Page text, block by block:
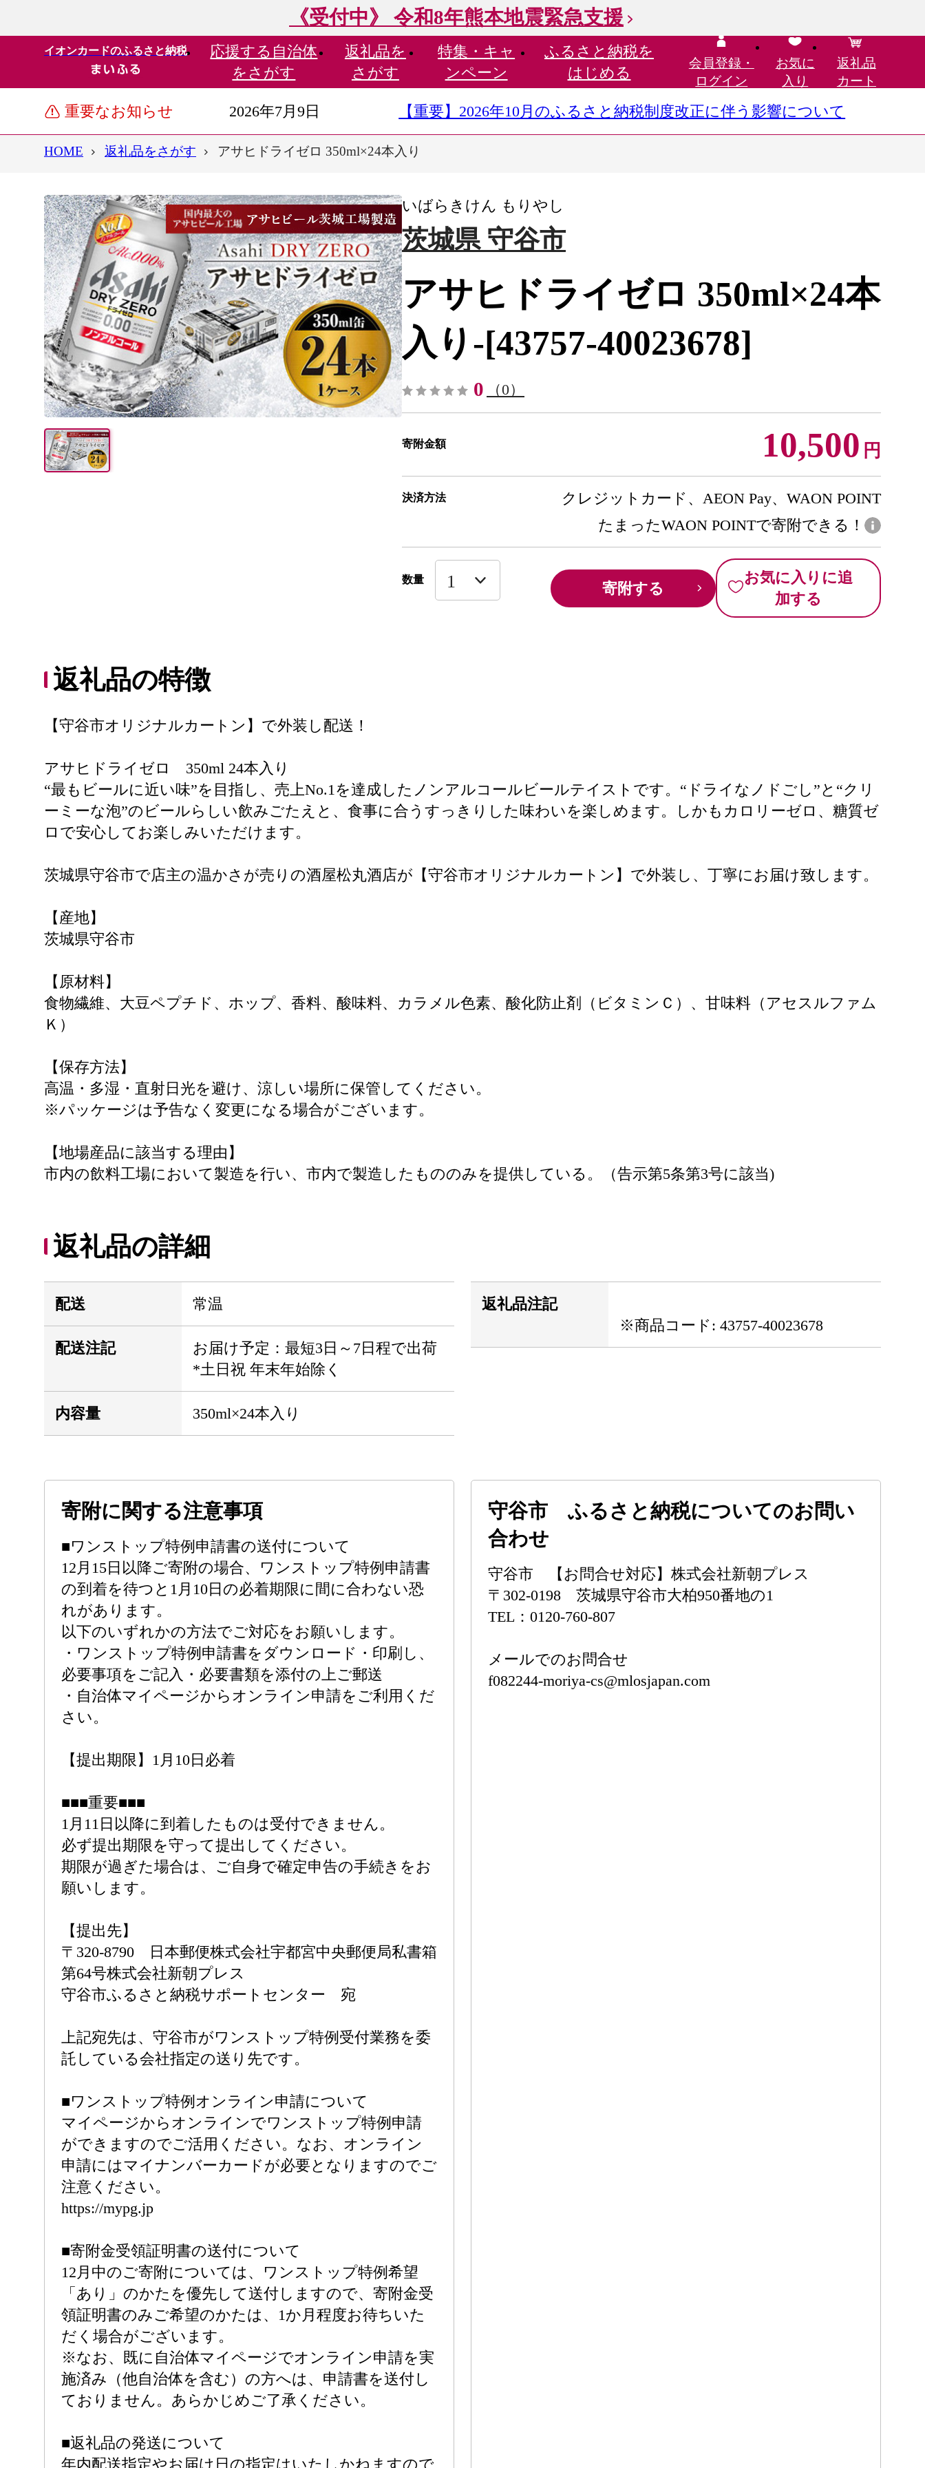
《受付中》 令和8年熊本地震緊急支援
イオンカードのふるさと納税 応援する 自治体
をさがす
返礼品を
さがす
特集・ キャ
ンペーン
ふるさと納税を
はじめる
会員登録・
ログイン
お気に
入り
返礼品
カート
重要なお知らせ 2026年7月9日 【重要】2026年10月のふるさと納税制度改正に伴う影響について
HOME 返礼品をさがす アサヒドライゼロ 350ml×24本入り
いばらきけん もりやし
茨城県 守谷市
アサヒドライゼロ 350ml×24本
入り-[43757-40023678]
0 （0）
寄附金額 10,500 円
決済方法
クレジットカード、AEON Pay、WAON POINT
たまったWAON POINTで寄附できる！
数量 寄附する
お気に入りに追
加する
返礼品の特徴
【守谷市オリジナルカートン】で外装し配送！
アサヒドライゼロ 350ml 24本入り
“最もビールに近い味”を目指し、売上No.1を達成したノンアルコールビールテイストです。“ドライなノドごし”と“クリ
ーミーな泡”のビールらしい飲みごたえと、食事に合うすっきりした味わいを楽しめます。しかもカロリーゼロ、糖質ゼ
ロで安心してお楽しみいただけます。
茨城県守谷市で店主の温かさが売りの酒屋松丸酒店が【守谷市オリジナルカートン】で外装し、丁寧にお届け致します。
【産地】
茨城県守谷市
【原材料】
食物繊維、大豆ペプチド、ホップ、香料、酸味料、カラメル色素、酸化防止剤（ビタミンＣ）、甘味料（アセスルファム
Ｋ）
【保存方法】
高温・多湿・直射日光を避け、涼しい場所に保管してください。
※パッケージは予告なく変更になる場合がございます。
【地場産品に該当する理由】
市内の飲料工場において製造を行い、市内で製造したもののみを提供している。（告示第5条第3号に該当)
返礼品の詳細
配送 常温
配送注記
お届け予定：最短3日～7日程で出荷
*土日祝 年末年始除く
内容量 350ml×24本入り
返礼品注記
※商品コード: 43757-40023678
寄附に関する注意事項
■ワンストップ特例申請書の送付について
12月15日以降ご寄附の場合、ワンストップ特例申請書
の到着を待つと1月10日の必着期限に間に合わない恐
れがあります。
以下のいずれかの方法でご対応をお願いします。
・ワンストップ特例申請書をダウンロード・印刷し、
必要事項をご記入・必要書類を添付の上ご郵送
・自治体マイページからオンライン申請をご利用くだ
さい。
【提出期限】1月10日必着
■■■重要■■■
1月11日以降に到着したものは受付できません。
必ず提出期限を守って提出してください。
期限が過ぎた場合は、ご自身で確定申告の手続きをお
願いします。
【提出先】
〒320-8790 日本郵便株式会社宇都宮中央郵便局私書箱
第64号株式会社新朝プレス
守谷市ふるさと納税サポートセンター 宛
上記宛先は、守谷市がワンストップ特例受付業務を委
託している会社指定の送り先です。
■ワンストップ特例オンライン申請について
マイページからオンラインでワンストップ特例申請
ができますのでご活用ください。なお、オンライン
申請にはマイナンバーカードが必要となりますのでご
注意ください。
https://mypg.jp
■寄附金受領証明書の送付について
12月中のご寄附については、ワンストップ特例希望
「あり」のかたを優先して送付しますので、寄附金受
領証明書のみご希望のかたは、1か月程度お待ちいた
だく場合がございます。
※なお、既に自治体マイページでオンライン申請を実
施済み（他自治体を含む）の方へは、申請書を送付し
ておりません。あらかじめご了承ください。
■返礼品の発送について
年内配送指定やお届け日の指定はいたしかねますので
守谷市 ふるさと納税についてのお問い
合わせ
守谷市 【お問合せ対応】株式会社新朝プレス
〒302-0198 茨城県守谷市大柏950番地の1
TEL：0120-760-807
メールでのお問合せ
f082244-moriya-cs@mlosjapan.com